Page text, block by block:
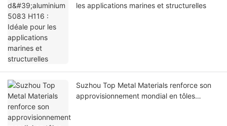
les applications marines et structurelles
Suzhou Top Metal Materials renforce son
approvisionnement mondial en tôles